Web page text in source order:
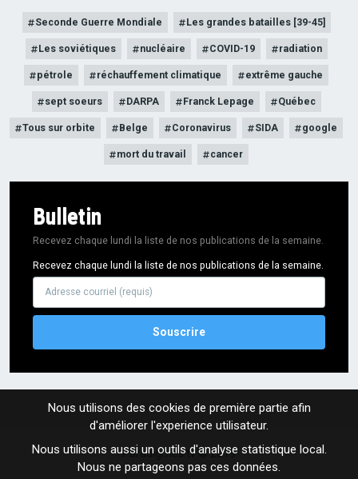
Seconde Guerre Mondiale Les grandes batailles [39-45]
Les soviétiques nucléaire COVID-19 radiation
pétrole réchauffement climatique extrême gauche
sept soeurs DARPA Franck Lepage Québec
Tous sur orbite Belge Coronavirus SIDA google
mort du travail cancer
Bulletin
Recevez chaque lundi la liste de nos publications de la semaine.
Recevez chaque lundi la liste de nos publications de la semaine.
courriel
Paradigmes.tv © 2019
Nous utilisons des cookies de première partie afin
d'améliorer l'experience utilisateur.
Nous utilisons aussi un outils d'analyse statistique local.
Nous ne partageons pas ces données.